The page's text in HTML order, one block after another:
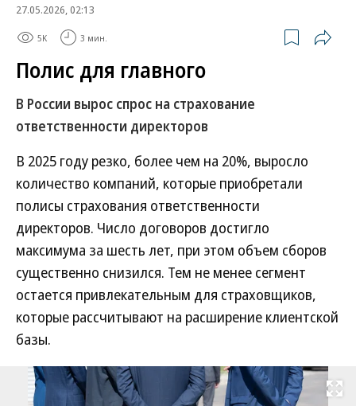
27.05.2026, 02:13
5K 3 мин.
Полис для главного
В России вырос спрос на страхование
ответственности директоров
В 2025 году резко, более чем на 20%, выросло
количество компаний, которые приобретали
полисы страхования ответственности
директоров. Число договоров достигло
максимума за шесть лет, при этом объем сборов
существенно снизился. Тем не менее сегмент
остается привлекательным для страховщиков,
которые рассчитывают на расширение клиентской
базы.
Развернуть